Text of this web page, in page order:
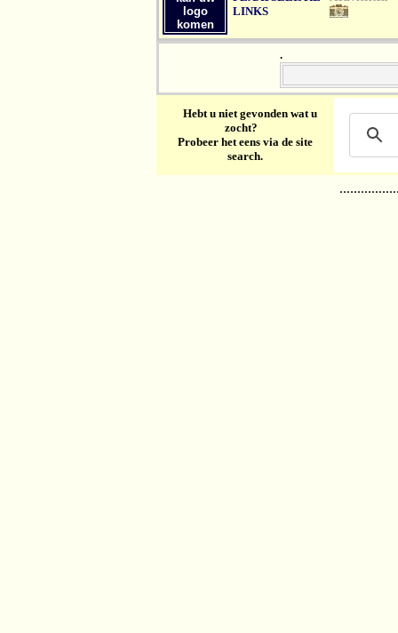
logo
komen
LINKS
.
Hebt u niet gevonden wat u
zocht?
Probeer het eens via de site
search.